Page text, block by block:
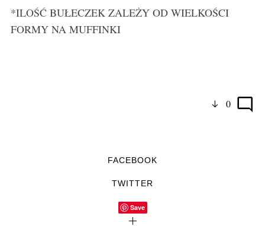
*ILOŚĆ BUŁECZEK ZALEŻY OD WIELKOŚCI
FORMY NA MUFFINKI
0
FACEBOOK
TWITTER
Save